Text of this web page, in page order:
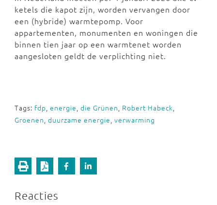
ketels die kapot zijn, worden vervangen door
een (hybride) warmtepomp. Voor
appartementen, monumenten en woningen die
binnen tien jaar op een warmtenet worden
aangesloten geldt de verplichting niet.
Tags: fdp, energie, die Grünen, Robert Habeck,
Groenen, duurzame energie, verwarming
Reacties